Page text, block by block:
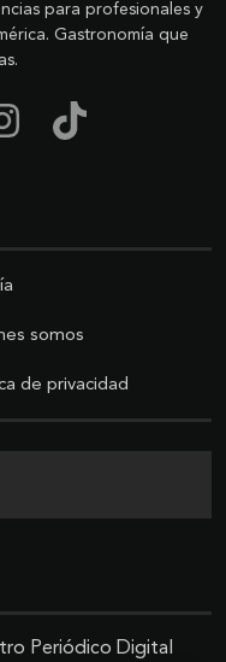
para profesionales y
Gastronomía que
somos
de privacidad
Periódico Digital